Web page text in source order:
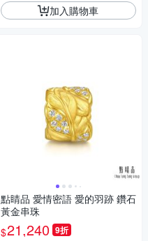
加入購物車
點睛品 愛情密語 愛的羽跡 鑽石
黃金串珠
$21,240 9折